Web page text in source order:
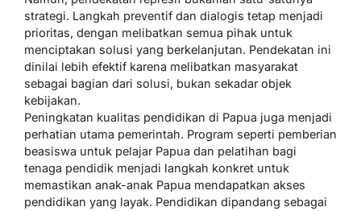
strategi. Langkah preventif dan dialogis tetap menjadi
prioritas, dengan melibatkan semua pihak untuk
menciptakan solusi yang berkelanjutan. Pendekatan ini
dinilai lebih efektif karena melibatkan masyarakat
sebagai bagian dari solusi, bukan sekadar objek
kebijakan.
Peningkatan kualitas pendidikan di Papua juga menjadi
perhatian utama pemerintah. Program seperti pemberian
beasiswa untuk pelajar Papua dan pelatihan bagi
tenaga pendidik menjadi langkah konkret untuk
memastikan anak-anak Papua mendapatkan akses
pendidikan yang layak. Pendidikan dipandang sebagai